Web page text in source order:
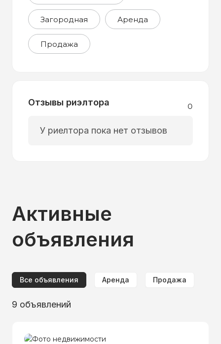
Загородная Аренда
Продажа
Отзывы риэлтора 0
У риелтора пока нет отзывов
Активные
объявления
Все объявления Аренда Продажа
9 объявлений